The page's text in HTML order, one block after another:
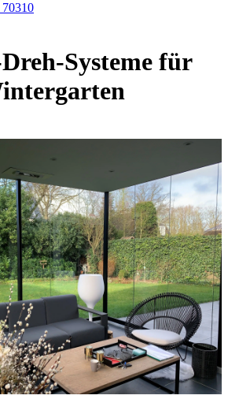
70310
Systeme für